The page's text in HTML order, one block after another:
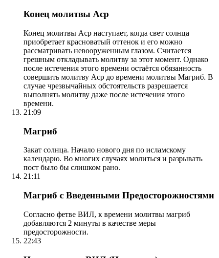
Конец молитвы Аср
Конец молитвы Аср наступает, когда свет солнца
приобретает красноватый оттенок и его можно
рассматривать невооруженным глазом. Считается
грешным откладывать молитву за этот момент. Однако
после истечения этого времени остаётся обязанность
совершить молитву Аср до времени молитвы Магриб. В
случае чрезвычайных обстоятельств разрешается
выполнять молитву даже после истечения этого
времени.
21:09
Магриб
Закат солнца. Начало нового дня по исламскому
календарю. Во многих случаях молиться и разрывать
пост было бы слишком рано.
21:11
Магриб с Введенными Предосторожностями
Согласно фетве ВИЛ, к времени молитвы магриб
добавляются 2 минуты в качестве меры
предосторожности.
22:43